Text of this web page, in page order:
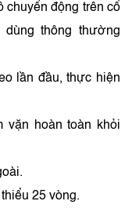
chuyển động trên cổ
thông thường
lần đầu, thực hiện
vặn hoàn toàn khỏi
25 vòng.